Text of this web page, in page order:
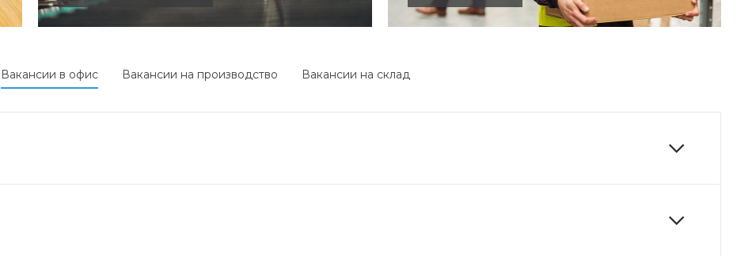
Вакансии в офис Вакансии на производство Вакансии на склад